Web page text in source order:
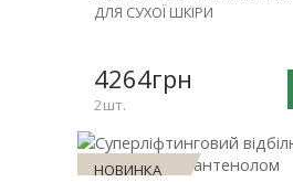
ДЛЯ СУХОЇ ШКІРИ
4264грн
2шт.
НОВИНКА